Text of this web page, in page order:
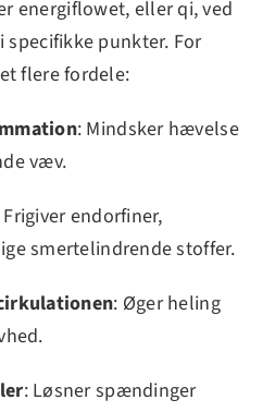
energiflowet, eller qi, ved
punkter. For
flere fordele:
: Mindsker hævelse
væv.
Frigiver endorfiner,
smertelindrende stoffer.
: Øger heling
: Løsner spændinger